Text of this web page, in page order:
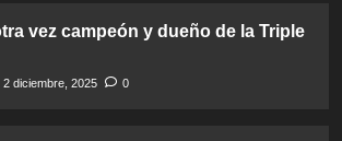
vez campeón y dueño de la Triple
2 diciembre, 2025
0